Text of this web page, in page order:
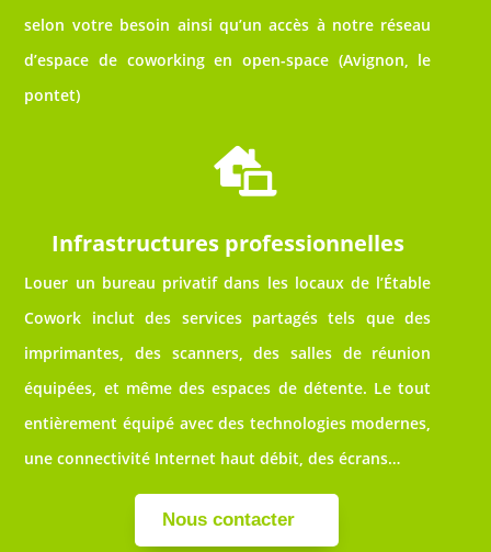
selon votre besoin ainsi qu’un accès à notre réseau
d’espace de coworking en open-space (Avignon, le
pontet)

Infrastructures professionnelles
Louer un bureau privatif dans les locaux de l’Étable
Cowork inclut des services partagés tels que des
imprimantes, des scanners, des salles de réunion
équipées, et même des espaces de détente. Le tout
entièrement équipé avec des technologies modernes,
une connectivité Internet haut débit, des écrans…
Nous contacter